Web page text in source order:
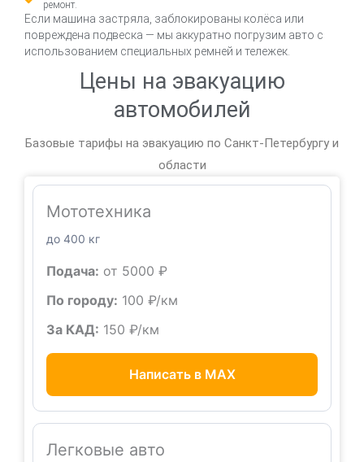
ремонт.
Если машина застряла, заблокированы колёса или
повреждена подвеска — мы аккуратно погрузим авто с
использованием специальных ремней и тележек.
Цены на эвакуацию
автомобилей
Базовые тарифы на эвакуацию по Санкт-Петербургу и
области
Мототехника
до 400 кг
Подача: от 5000 ₽
По городу: 100 ₽/км
За КАД: 150 ₽/км
Написать в MAX
Легковые авто